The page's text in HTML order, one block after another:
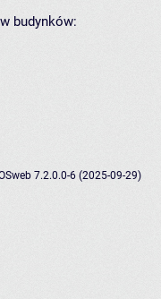
budynków:
7.2.0.0-6 (2025-09-29)